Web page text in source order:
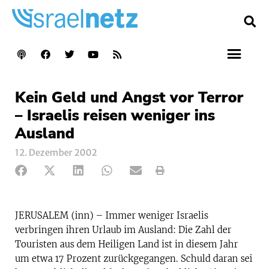
Kein Geld und Angst vor Terror
– Israelis reisen weniger ins
Ausland
12. Dezember 2002
JERUSALEM (inn) – Immer weniger Israelis
verbringen ihren Urlaub im Ausland: Die Zahl der
Touristen aus dem Heiligen Land ist in diesem Jahr
um etwa 17 Prozent zurückgegangen. Schuld daran sei